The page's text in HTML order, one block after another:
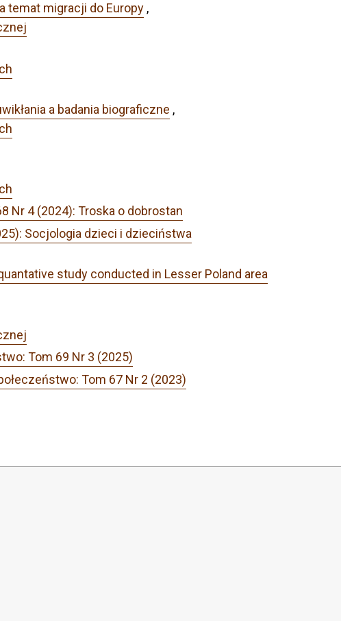
temat migracji do Europy ,
a badania biograficzne ,
Nr 4 (2024): Troska o dobrostan
Socjologia dzieci i dzieciństwa
study conducted in Lesser Poland area
Tom 69 Nr 3 (2025)
Tom 67 Nr 2 (2023)